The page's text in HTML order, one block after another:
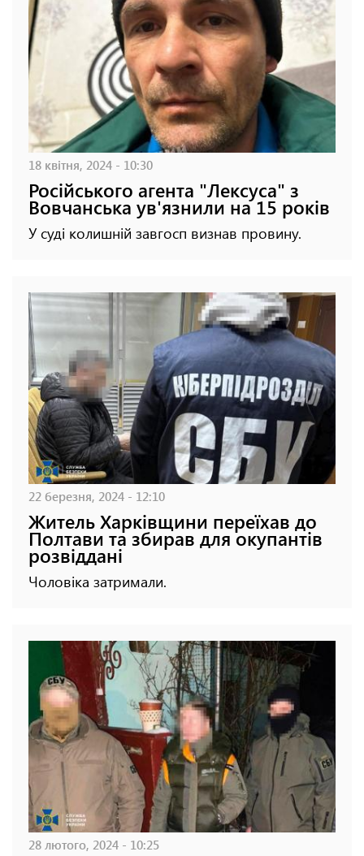
18 квітня, 2024 - 10:30
Російського агента "Лексуса" з
Вовчанська ув'язнили на 15 років
У суді колишній завгосп визнав провину.
22 березня, 2024 - 12:10
Житель Харківщини переїхав до
Полтави та збирав для окупантів
розвіддані
Чоловіка затримали.
28 лютого, 2024 - 10:25